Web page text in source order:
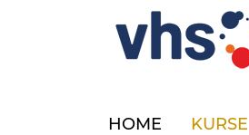
HOME KURSE